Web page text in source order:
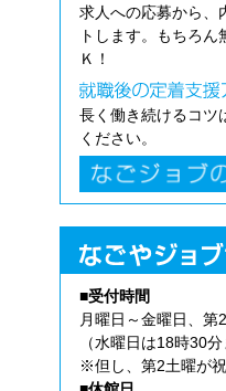
求人への応募から、
トします。もちろん
Ｋ！
長く働き続けるコツ
ください。
■受付時間
月曜日～金曜日、
（水曜日は18時30分
※但し、第2土曜が